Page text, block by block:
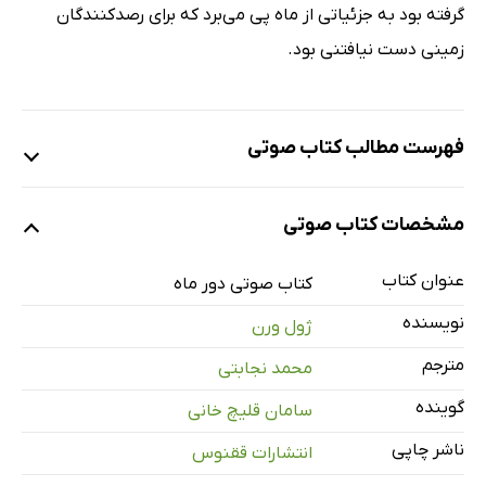
گرفته بود به جزئیاتی از ماه پی می‌برد که برای رصدکنندگان
زمینی دست نیافتنی بود.
فهرست مطالب کتاب صوتی
نمونه یک
پیش در آمد: خلاصه‌ی بخش اول و مقدمه‌ای برای بخش دوم
فصل اول: از ده و بیست دقیقه تا ده و چهل و هفت دقیقه‌ی شب
فصل دوم: نیم ساعت اول
مشخصات کتاب صوتی
عنوان کتاب
کتاب صوتی دور ماه
نویسنده
ژول ورن
مترجم
محمد نجابتی
گوینده
سامان قلیچ خانی
ناشر چاپی
انتشارات ققنوس